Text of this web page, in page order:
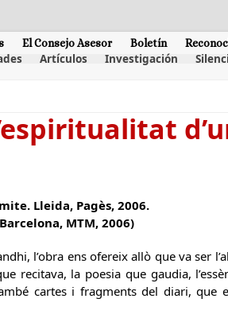
El Consejo Asesor Boletín
Artículos Investigación
Lleida, Pagès, 2006.
MTM, 2006)
l’obra ens ofereix allò que va ser
recitava, la poesia que gaudia,
cartes i fragments del diari, que